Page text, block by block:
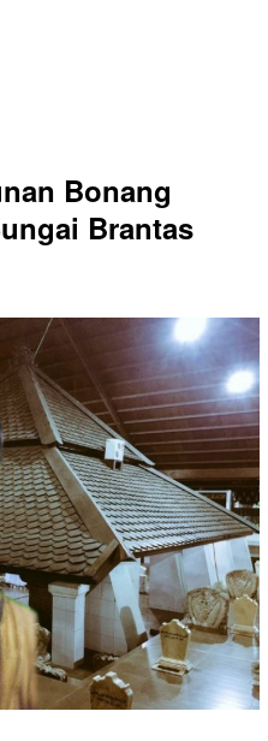
Bonang
Brantas